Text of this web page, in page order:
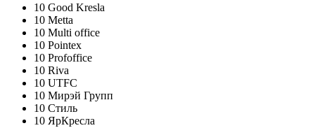
10 Good Kresla
10 Metta
10 Multi office
10 Pointex
10 Profoffice
10 Riva
10 UTFC
10 Мирэй Групп
10 Стиль
10 ЯрКресла